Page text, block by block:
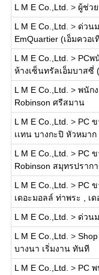
L M E Co.,Ltd. > ผู้ช่ว
L M E Co.,Ltd. > ด่วน
EmQuartier (เอ็มควอ
L M E Co.,Ltd. > PCพ
ห้างเซ็นทรัลเอ็มบาสซี่
L M E Co.,Ltd. > พนัก
Robinson ศรีสมาน
L M E Co.,Ltd. > PC
เเทน บางกะปิ หัวหมา
L M E Co.,Ltd. > PC
Robinson สมุทรปราก
L M E Co.,Ltd. > PC ข
เดอะมอลล์ ท่าพระ , เด
L M E Co.,Ltd. > ด่วน
L M E Co.,Ltd. >
บางนา เริ่มงาน ทันที
L M E Co.,Ltd. > PC